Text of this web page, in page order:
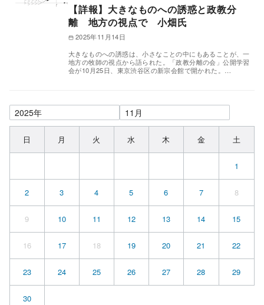
【詳報】大きなものへの誘惑と政教分
離 地方の視点で 小畑氏
2025年11月14日
大きなものへの誘惑は、小さなことの中にもあることが、一
地方の牧師の視点から語られた。「政教分離の会」公開学習
会が10月25日、東京渋谷区の新宗会館で開かれた。…
日 月 火 水 木 金 土
1
2 3 4 5 6 7 8
9 10 11 12 13 14 15
16 17 18 19 20 21 22
23 24 25 26 27 28 29
30